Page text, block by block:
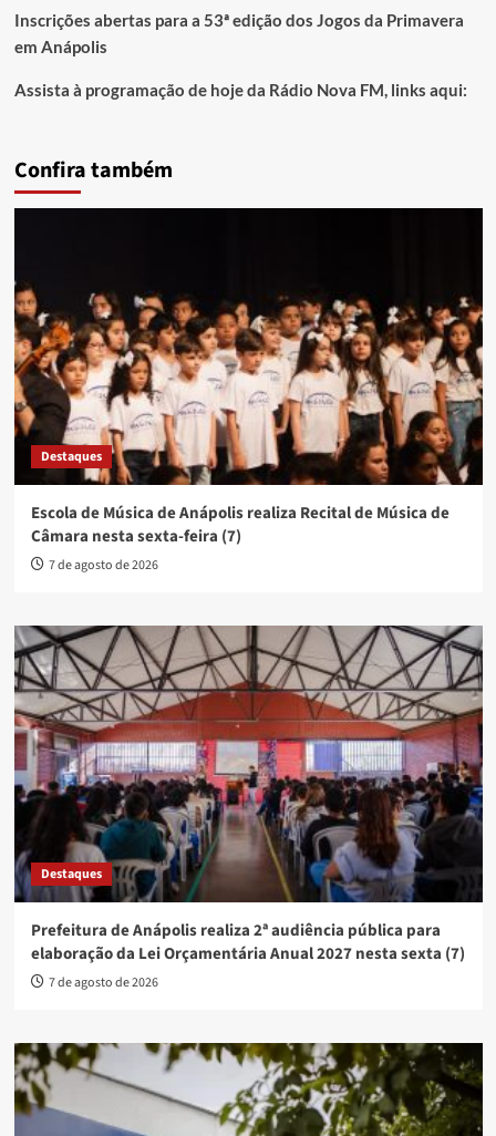
Inscrições abertas para a 53ª edição dos Jogos da Primavera
em Anápolis
Assista à programação de hoje da Rádio Nova FM, links aqui:
Confira também
Destaques
Escola de Música de Anápolis realiza Recital de Música de
Câmara nesta sexta-feira (7)
7 de agosto de 2026
Destaques
Prefeitura de Anápolis realiza 2ª audiência pública para
elaboração da Lei Orçamentária Anual 2027 nesta sexta (7)
7 de agosto de 2026